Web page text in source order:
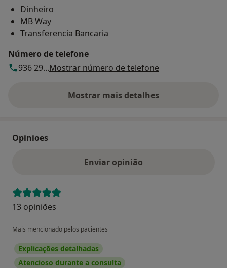
Dinheiro
MB Way
Transferencia Bancaria
Número de telefone
936 29...Mostrar número de telefone
Mostrar mais detalhes
sobre o endereço
Opinioes
Enviar opinião
13 opiniões
Mais mencionado pelos pacientes
Explicações detalhadas
Atencioso durante a consulta